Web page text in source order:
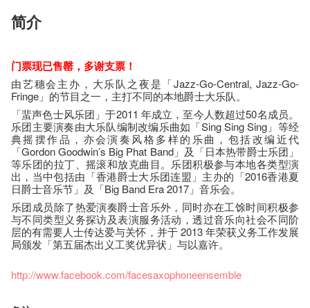
简介
门票现已售罄，多谢支票！
由艺穗会主办，大乐队之夜是「Jazz-Go-Central, Jazz-Go-
Fringe」的节目之一，主打不同的本地爵士大乐队。
「蜚声色士风乐团」于2011 年成立，至今人数超过50名成员。
乐团主要演奏由大乐队编制改编乐曲如「Sing Sing Sing」等经
典摇摆作品，亦会演奏风格多样的乐曲，包括改编近代
「Gordon Goodwin’s Big Phat Band」及「日本热带爵士乐团」
等乐团的拉丁、摇滚和放克曲目。乐团积极参与本地各类型演
出，当中包括由「香港爵士大乐团连盟」主办的「2016香港夏
日爵士音乐节」及「Big Band Era 2017」音乐会。
乐团成员除了热爱演奏爵士音乐外，同时亦在工馀时间积极参
与不同类型义务探访及表演服务活动，透过音乐向社会不同阶
层的有需要人士传达爱与关怀，并于 2013 年荣获义务工作发展
局颁发「第五届杰出义工奖优异状」与以嘉许。
http://www.facebook.com/facesaxophoneensemble